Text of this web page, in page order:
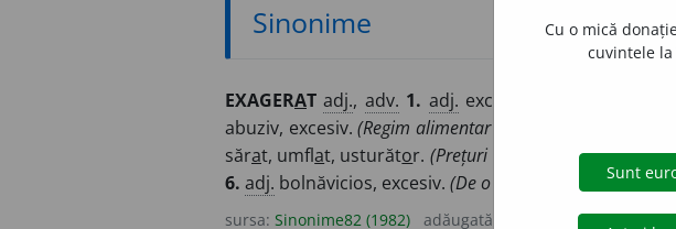
Sinonime
EXAGERAT adj., adv. 1. adj. excesiv, (
abuziv, excesiv.(Regim alimentar ~.) excesiv,
sărat, umflat, usturător. (Prețuri ~.) abuziv,
6. adj. bolnăvicios, excesiv. (De o sensibilitate ~.)
sursa: Sinonime82 (1982) adăugată de LauraGellner
Cu o mică
cuvintele